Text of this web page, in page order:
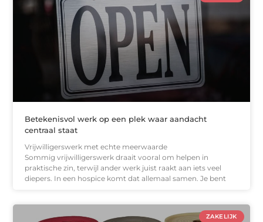
Betekenisvol werk op een plek waar aandacht
centraal staat
Vrijwilligerswerk met echte meerwaarde
Sommig vrijwilligerswerk draait vooral om helpen in
praktische zin, terwijl ander werk juist raakt aan iets veel
diepers. In een hospice komt dat allemaal samen. Je bent
ZAKELIJK